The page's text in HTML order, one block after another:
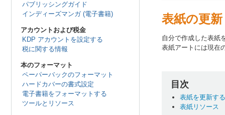
パブリッシングガイド
インディーズマンガ (電子書籍)
アカウントおよび税金
KDP アカウントを設定する
税に関する情報
本のフォーマット
ペーパーバックのフォーマット
ハードカバーの書式設定
電子書籍をフォーマットする
ツールとリソース
表紙の更新
自分で作成した表紙
表紙アートには現在
目次
表紙を更新す
表紙リソース